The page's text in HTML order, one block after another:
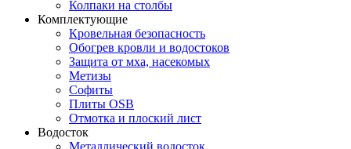
Колпаки на столбы
Комплектующие
Кровельная безопасность
Обогрев кровли и водостоков
Защита от мха, насекомых
Метизы
Софиты
Плиты OSB
Отмотка и плоский лист
Водосток
Металлический водосток